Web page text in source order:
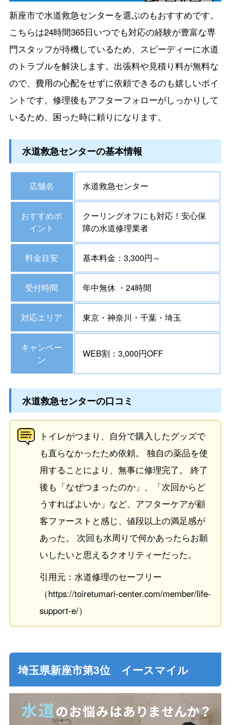
新座市で水道救急センターを選ぶのもおすすめです。
こちらは24時間365日いつでも対応の経験が豊富な専
門スタッフが待機しているため、スピーディーに水道
のトラブルを解決します。出張料や見積り料が無料な
ので、費用の心配をせずに依頼できるのも嬉しいポイ
ントです。修理後もアフターフォローがしっかりして
いるため、困った時に頼りになります。
水道救急センターの基本情報
店舗名 水道救急センター
おすすめポ
イント
クーリングオフにも対応！安心保
障の水道修理業者
料金目安 基本料金：3,300円～
受付時間 年中無休 ・24時間
対応エリア 東京・神奈川・千葉・埼玉
キャンペー
ン
WEB割：3,000円OFF
水道救急センターの口コミ
トイレがつまり、自分で購入したグッズで
も直らなかったため依頼。 独自の薬品を使
用することにより、無事に修理完了。 終了
後も「なぜつまったのか」、「次回からど
うすればよいか」など、アフターケアが顧
客ファーストと感じ、値段以上の満足感が
あった。 次回も水周りで何かあったらお願
いしたいと思えるクオリティーだった。
引用元：水道修理のセーフリー
（https://toiretumari-center.com/member/life-
support-e/）
埼玉県新座市第3位 イースマイル